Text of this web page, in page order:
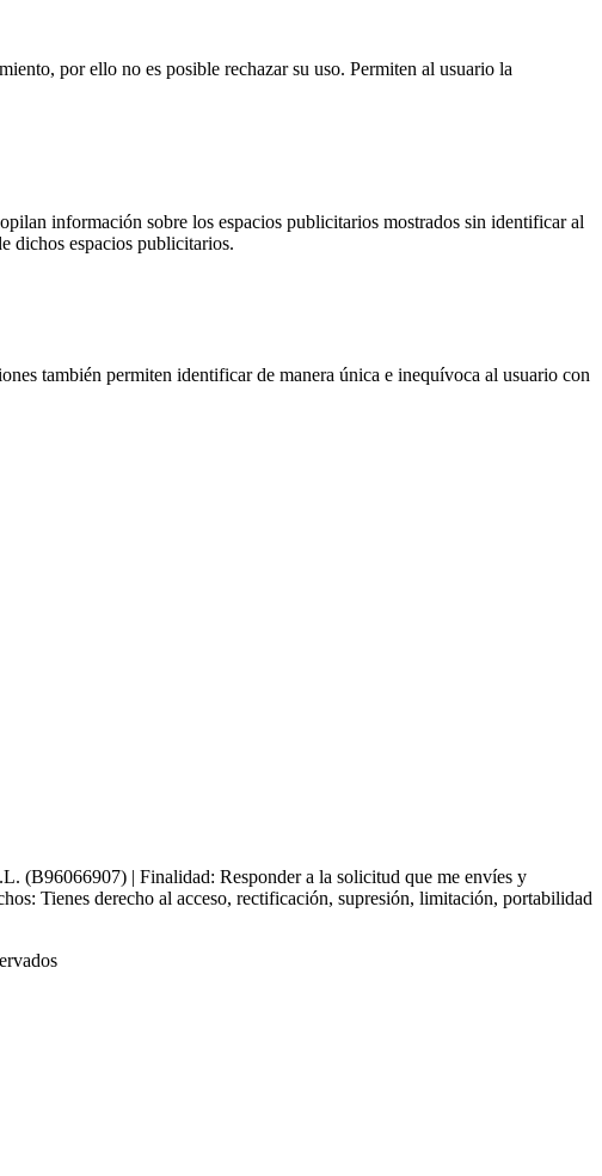
por ello no es posible rechazar su uso. Permiten al usuario la
información sobre los espacios publicitarios mostrados sin identificar al
dichos espacios publicitarios.
también permiten identificar de manera única e inequívoca al usuario con
(B96066907) | Finalidad: Responder a la solicitud que me envíes y
Tienes derecho al acceso, rectificación, supresión, limitación, portabilidad